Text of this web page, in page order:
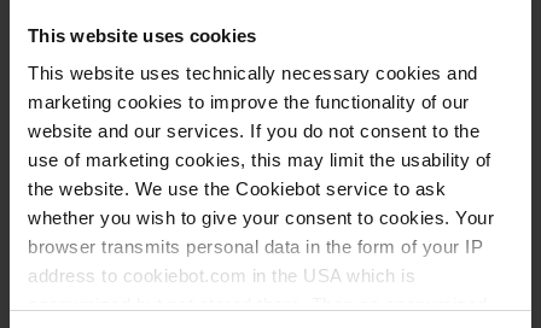
This website uses cookies
This website uses technically necessary cookies and
marketing cookies to improve the functionality of our
website and our services. If you do not consent to the
use of marketing cookies, this may limit the usability of
the website. We use the Cookiebot service to ask
whether you wish to give your consent to cookies. Your
browser transmits personal data in the form of your IP
address to cookiebot.com in the USA which is